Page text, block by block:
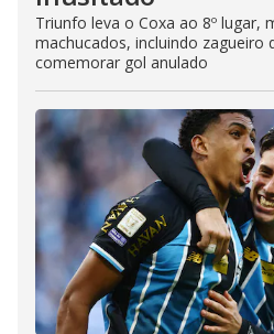
Triunfo leva o Coxa ao 8º lugar,
machucados, incluindo zagueiro
comemorar gol anulado